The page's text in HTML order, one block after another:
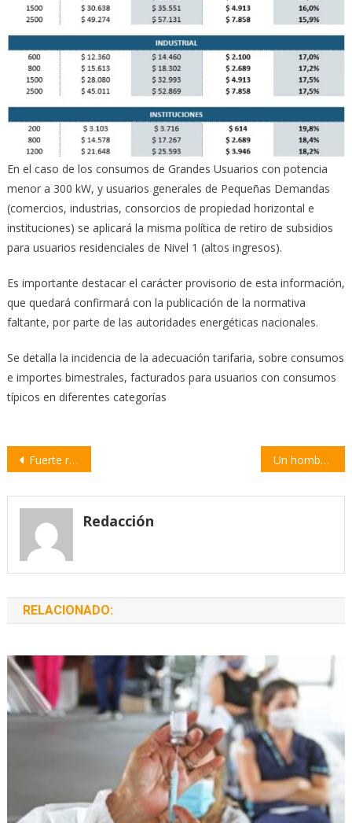
En el caso de los consumos de Grandes Usuarios con potencia
menor a 300 kW, y usuarios generales de Pequeñas Demandas
(comercios, industrias, consorcios de propiedad horizontal e
instituciones) se aplicará la misma política de retiro de subsidios
para usuarios residenciales de Nivel 1 (altos ingresos).
Es importante destacar el carácter provisorio de esta información,
que quedará confirmará con la publicación de la normativa
faltante, por parte de las autoridades energéticas nacionales.
Se detalla la incidencia de la adecuación tarifaria, sobre consumos
e importes bimestrales, facturados para usuarios con consumos
típicos en diferentes categorías
Navegación
entradas
Fuerte respaldo del MPA a los fiscales amenazados este jueves Un hombre intentó asesinar a Cristina Fernández de Kirchner
Redacción
RELACIONADO: